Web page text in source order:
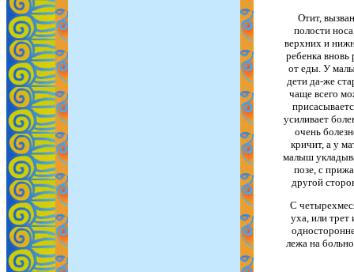
Отит,
полости
верхних и
ребенка вновь
от еды. У
дети да-же
чаще всего
усиливает
очень
кричит, а у
малыш
позе, с
другой
С
уха, или
лежа на